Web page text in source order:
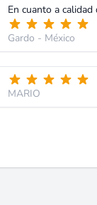
Gardo - México
MARIO